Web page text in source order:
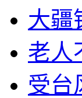
大疆
老人
受台